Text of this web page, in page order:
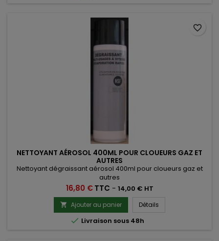
NETTOYANT AÉROSOL 400ML POUR CLOUEURS GAZ ET
AUTRES
Nettoyant dégraissant aérosol 400ml pour cloueurs gaz et
autres
Prix
16,80 € TTC - 14,00 € HT
 Ajouter au panier Détails
 Livraison sous 48h
favorite_border